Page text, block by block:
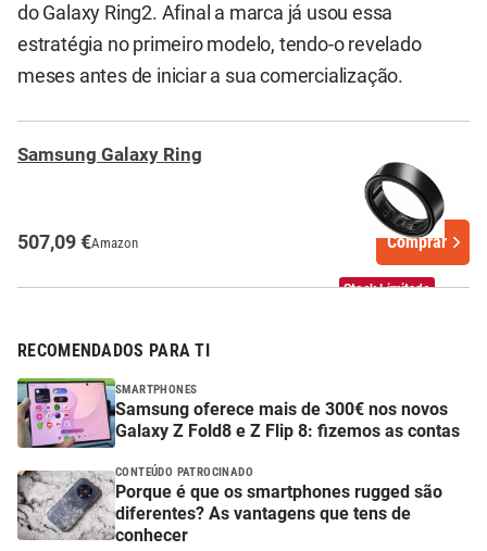
do Galaxy Ring2. Afinal a marca já usou essa
estratégia no primeiro modelo, tendo-o revelado
meses antes de iniciar a sua comercialização.
Stock Limitado
Samsung Galaxy Ring
507,09 €Amazon Comprar
RECOMENDADOS PARA TI
SMARTPHONES
Samsung oferece mais de 300€ nos novos
Galaxy Z Fold8 e Z Flip 8: fizemos as contas
CONTEÚDO PATROCINADO
Porque é que os smartphones rugged são
diferentes? As vantagens que tens de
conhecer